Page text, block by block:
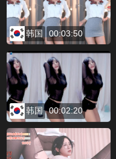
韩国 00:03:50
韩国 00:02:20